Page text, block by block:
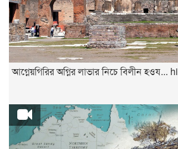
আগ্নেয়গিরির অগ্নির লাভার নিচে বিলীন হওয... hi